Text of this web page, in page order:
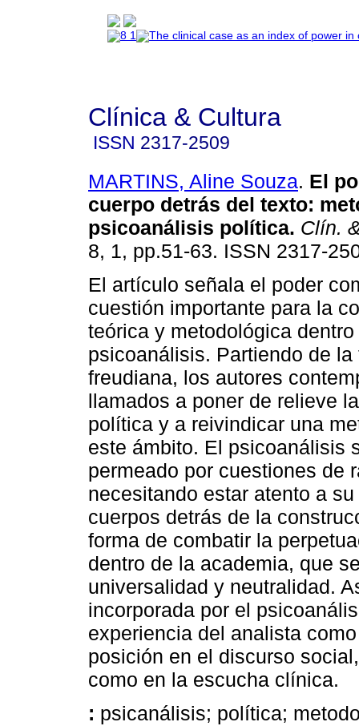
Clínica & Cultura
ISSN 2317-2509
MARTINS, Aline Souza. El
cuerpo detrás del texto:
psicoanálisis política. Clín.
8, 1, pp.51-63. ISSN 2317-
El artículo señala el poder
cuestión importante para la
teórica y metodológica dentro
psicoanálisis. Partiendo de la
freudiana, los autores
llamados a poner de relieve
política y a reivindicar una
este ámbito. El psicoanálisis
permeado por cuestiones de
necesitando estar atento a
cuerpos detrás de la
forma de combatir la
dentro de la academia, que
universalidad y neutralidad.
incorporada por el
experiencia del analista
posición en el discurso
como en la escucha clínica.
: psicanálisis; política;